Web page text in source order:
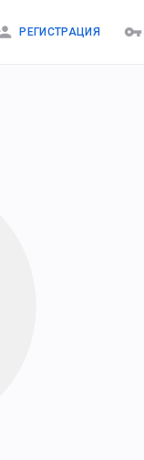
РЕГИСТРАЦИЯ